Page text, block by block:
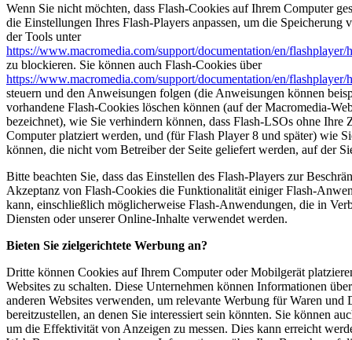
Wenn Sie nicht möchten, dass Flash-Cookies auf Ihrem Computer
die Einstellungen Ihres Flash-Players anpassen, um die Speicherung
der Tools unter
https://www.macromedia.com/support/documentation/en/flashplayer/
zu blockieren. Sie können auch Flash-Cookies über
https://www.macromedia.com/support/documentation/en/flashplayer/
steuern und den Anweisungen folgen (die Anweisungen können
vorhandene Flash-Cookies löschen können (auf der Macromedia-
bezeichnet), wie Sie verhindern können, dass Flash-LSOs ohne Ihre
Computer platziert werden, und (für Flash Player 8 und später) wie
können, die nicht vom Betreiber der Seite geliefert werden, auf der
Bitte beachten Sie, dass das Einstellen des Flash-Players zur
Akzeptanz von Flash-Cookies die Funktionalität einiger Flash-
kann, einschließlich möglicherweise Flash-Anwendungen, die in
Diensten oder unserer Online-Inhalte verwendet werden.
Bieten Sie zielgerichtete Werbung an?
Dritte können Cookies auf Ihrem Computer oder Mobilgerät
Websites zu schalten. Diese Unternehmen können Informationen
anderen Websites verwenden, um relevante Werbung für Waren und
bereitzustellen, an denen Sie interessiert sein könnten. Sie können
um die Effektivität von Anzeigen zu messen. Dies kann erreicht